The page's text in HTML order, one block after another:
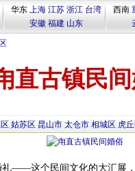
华东 上海 江苏 浙江 台湾
安徽 福建 山东
西南
直古镇民
姑苏区 昆山市 太仓市 相城区 虎
礼——这个民间文化的大汇展